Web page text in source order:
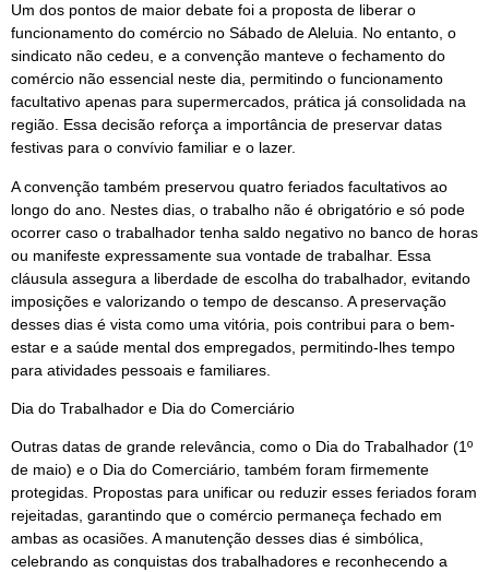
Um dos pontos de maior debate foi a proposta de liberar o
funcionamento do comércio no Sábado de Aleluia. No entanto, o
sindicato não cedeu, e a convenção manteve o fechamento do
comércio não essencial neste dia, permitindo o funcionamento
facultativo apenas para supermercados, prática já consolidada na
região. Essa decisão reforça a importância de preservar datas
festivas para o convívio familiar e o lazer.
A convenção também preservou quatro feriados facultativos ao
longo do ano. Nestes dias, o trabalho não é obrigatório e só pode
ocorrer caso o trabalhador tenha saldo negativo no banco de horas
ou manifeste expressamente sua vontade de trabalhar. Essa
cláusula assegura a liberdade de escolha do trabalhador, evitando
imposições e valorizando o tempo de descanso. A preservação
desses dias é vista como uma vitória, pois contribui para o bem-
estar e a saúde mental dos empregados, permitindo-lhes tempo
para atividades pessoais e familiares.
Dia do Trabalhador e Dia do Comerciário
Outras datas de grande relevância, como o Dia do Trabalhador (1º
de maio) e o Dia do Comerciário, também foram firmemente
protegidas. Propostas para unificar ou reduzir esses feriados foram
rejeitadas, garantindo que o comércio permaneça fechado em
ambas as ocasiões. A manutenção desses dias é simbólica,
celebrando as conquistas dos trabalhadores e reconhecendo a